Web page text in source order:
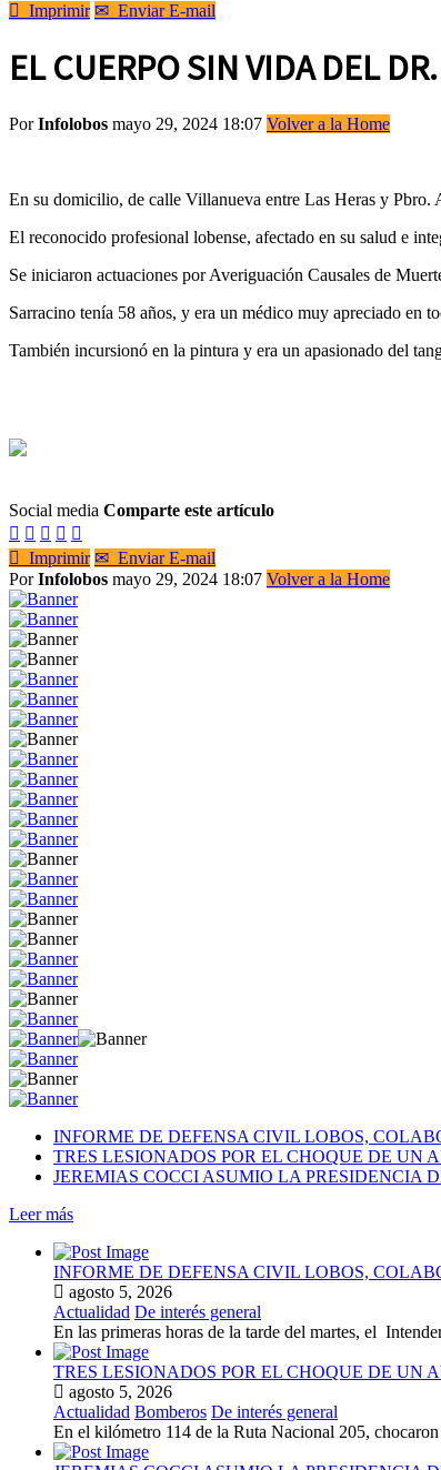
 Imprimir ✉ Enviar E-mail
EL CUERPO SIN VIDA DEL
PorInfolobos mayo 29, 2024 18:07 Volver a la Home
En su domicilio, de calle Villanueva entre Las Heras y
El reconocido profesional lobense, afectado en su salud e
Se iniciaron actuaciones por Averiguación Causales de
Sarracino tenía 58 años, y era un médico muy apreciado en
También incursionó en la pintura y era un apasionado del
Social media Comparte este artículo
    
 Imprimir ✉ Enviar E-mail
PorInfolobos mayo 29, 2024 18:07 Volver a la Home
INFORME DE DEFENSA CIVIL LOBOS,
TRES LESIONADOS POR EL CHOQUE DE UN
JEREMIAS COCCI ASUMIO LA PRESIDENCIA
Leer más
INFORME DE DEFENSA CIVIL LOBOS,
agosto 5, 2026
Actualidad De interés general
En las primeras horas de la tarde del martes, el
TRES LESIONADOS POR EL CHOQUE DE UN
agosto 5, 2026
Actualidad Bomberos De interés general
En el kilómetro 114 de la Ruta Nacional 205,